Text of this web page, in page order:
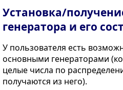
Установка/
генератора и его
У пользователя есть
основными генераторами
целые числа по
получаются из него).